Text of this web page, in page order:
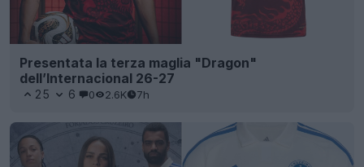
Presentata la terza maglia "Dragon"
dell’Internacional 26-27
25 6 0 2.6K 7h